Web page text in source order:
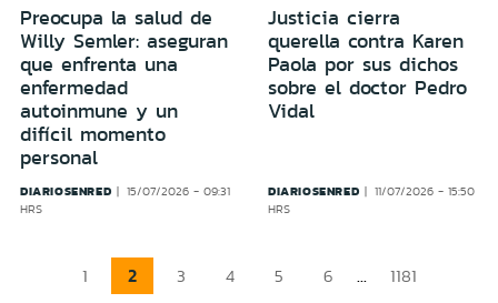
Preocupa la salud de
Willy Semler: aseguran
que enfrenta una
enfermedad
autoinmune y un
difícil momento
personal
DIARIOSENRED
15/07/2026 - 09:31
HRS
Justicia cierra
querella contra Karen
Paola por sus dichos
sobre el doctor Pedro
Vidal
DIARIOSENRED
11/07/2026 - 15:50
HRS
1 2 3 4 5 6 ... 1181